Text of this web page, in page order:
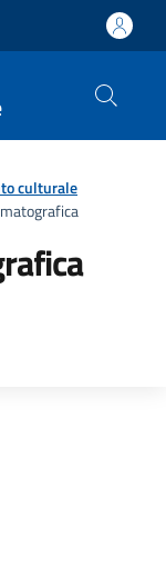
culturale